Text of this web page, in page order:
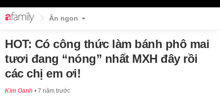
Ăn ngon
HOT: Có công thức làm bánh phô mai
tươi đang “nóng” nhất MXH đây rồi
các chị em ơi!
Kim Oanh 7 năm trước